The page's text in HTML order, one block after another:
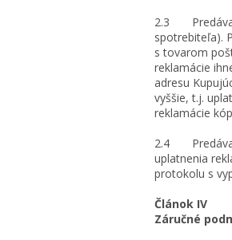
2.3
spotrebiteľa).
s tovarom
reklamácie
adresu
vyššie, t.j.
reklamácie
2.4
uplatnenia
protokolu s
Článok IV
Záručné